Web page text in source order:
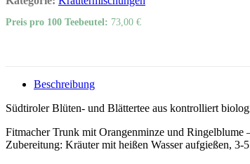
Preis pro 100 Teebeutel: 73,00 €
Beschreibung
Südtiroler Blüten- und Blättertee aus kontrolliert
Fitmacher Trunk mit Orangenminze und
Zubereitung: Kräuter mit heißen Wasser aufgießen, 3-